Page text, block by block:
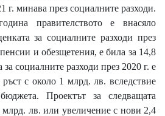
г. минава през социалните разходи.
правителството е внасяло
за социалните разходи през
и обезщетения, е била за 14,8
социалните разходи през 2020 г. е
с около 1 млрд. лв. вследствие
Проектът за следващата
млрд. лв. или увеличение с нови 2,4